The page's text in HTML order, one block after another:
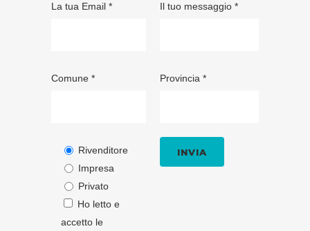
La tua Email *
Comune *
Rivenditore
Impresa
Privato
Ho letto e
accetto le
Il tuo messaggio *
Provincia *